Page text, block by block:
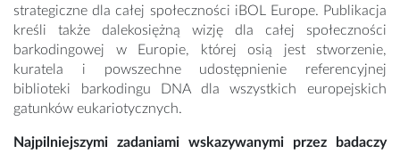
strategiczne dla całej społeczności iBOL Europe. Publikacja
kreśli także dalekosiężną wizję dla całej społeczności
barkodingowej w Europie, której osią jest stworzenie,
kuratela i powszechne udostępnienie referencyjnej
biblioteki barkodingu DNA dla wszystkich europejskich
gatunków eukariotycznych.
Najpilniejszymi zadaniami wskazywanymi przez badaczy